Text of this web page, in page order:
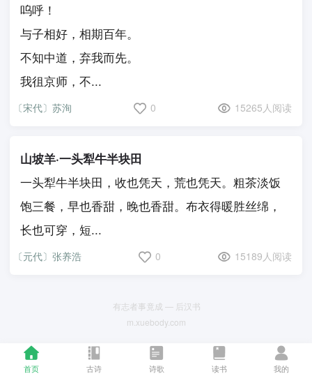
首页 古诗 诗歌 读书 我的
呜呼！
与子相好，相期百年。
不知中道，弃我而先。
我徂京师，不...
〔宋代〕苏洵 0 15265人阅读
山坡羊·一头犁牛半块田
一头犁牛半块田，收也凭天，荒也凭天。粗茶淡饭
饱三餐，早也香甜，晚也香甜。布衣得暖胜丝绵，
长也可穿，短...
〔元代〕张养浩 0 15189人阅读
有志者事竟成 — 后汉书
m.xuebody.com